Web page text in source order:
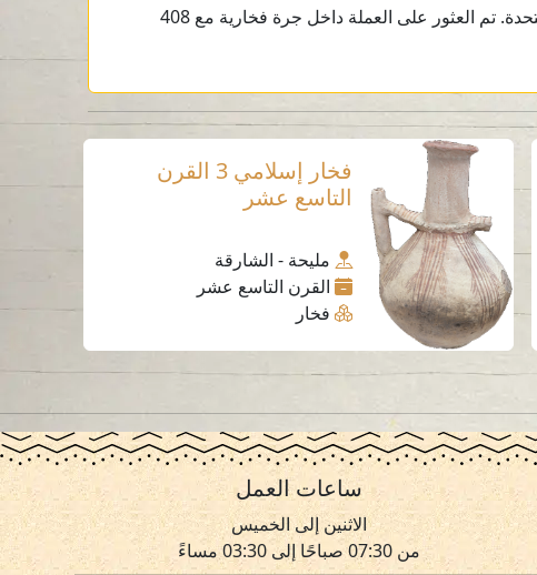
عملة فضية ما قبل الإسلام تعود إلى القرن الثالث قبل الميلاد من الموقع الأثري في مليحة، الشارقة، الإمارات العربية المتحدة. تم العثور على العملة داخل جرة فخارية مع 408
فخار إسلامي 3 القرن
التاسع عشر
مليحة - الشارقة
القرن التاسع عشر
فخار
ساعات العمل
الاثنين إلى الخميس
من 07:30 صباحًا إلى 03:30 مساءً